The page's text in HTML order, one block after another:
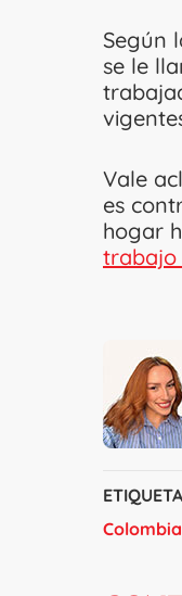
Según
se le
Vale
es
hogar
Colombia